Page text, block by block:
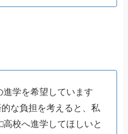
学を希望しています
な負担を考えると、私
校へ進学してほしいと